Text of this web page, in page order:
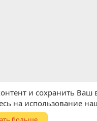
и сохранить Ваш
на использование